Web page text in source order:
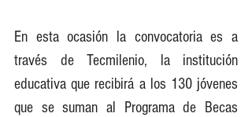
En esta ocasión la convocatoria es a
través de Tecmilenio, la institución
educativa que recibirá a los 130 jóvenes
que se suman al Programa de Becas